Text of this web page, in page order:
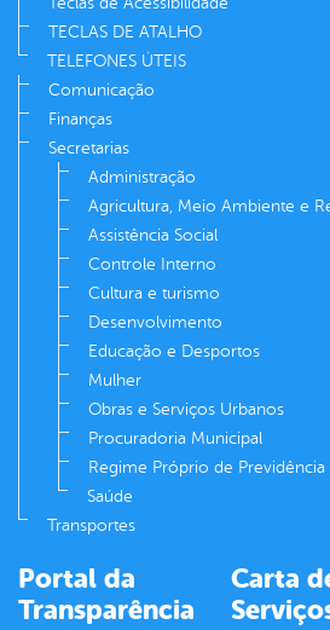
TECLAS DE ATALHO
TELEFONES ÚTEIS
Comunicação
Finanças
Secretarias
Administração
Agricultura, Meio Ambiente e
Assistência Social
Controle Interno
Cultura e turismo
Desenvolvimento
Educação e Desportos
Mulher
Obras e Serviços Urbanos
Procuradoria Municipal
Regime Próprio de Previdência
Saúde
Transportes
Portal da
Transparência
Carta